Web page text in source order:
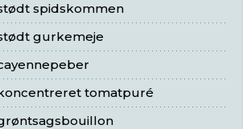
spidskommen
gurkemeje
tomatpuré